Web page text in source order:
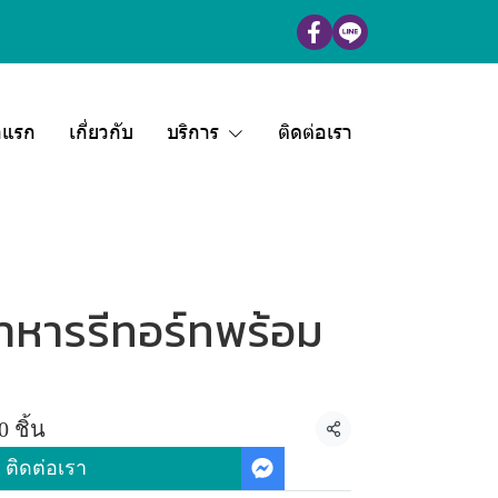
รก เกี่ยวกับ บริการ ติดต่อเรา
ารรีทอร์ทพร้อม
ชิ้น
แชร์
ติดต่อเรา